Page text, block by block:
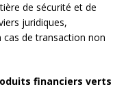
de sécurité et de
juridiques,
de transaction non
financiers verts